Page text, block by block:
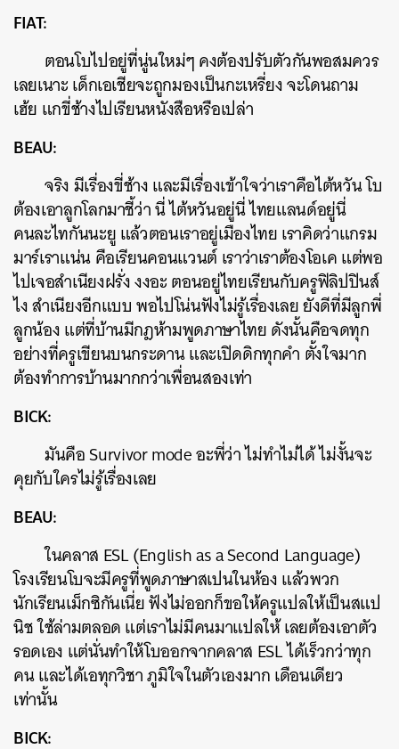
FIAT:
ตอนโบไปอยู่ที่นู่นใหม่ๆ คงต้องปรับตัวกันพอสมควร
เลยเนาะ เด็กเอเชียจะถูกมองเป็นกะเหรี่ยง จะโดนถาม
เฮ้ย แกขี่ช้างไปเรียนหนังสือหรือเปล่า
BEAU:
จริง มีเรื่องขี่ช้าง และมีเรื่องเข้าใจว่าเราคือไต้หวัน โบ
ต้องเอาลูกโลกมาชี้ว่า นี่ ไต้หวันอยู่นี่ ไทยแลนด์อยู่นี่
คนละไทกันนะยู แล้วตอนเราอยู่เมืองไทย เราคิดว่าแกรม
มาร์เราแน่น คือเรียนคอนแวนต์ เราว่าเราต้องโอเค แต่พอ
ไปเจอสำเนียงฝรั่ง งงอะ ตอนอยู่ไทยเรียนกับครูฟิลิปปินส์
ไง สำเนียงอีกแบบ พอไปโน่นฟังไม่รู้เรื่องเลย ยังดีที่มีลูกพี่
ลูกน้อง แต่ที่บ้านมีกฎห้ามพูดภาษาไทย ดังนั้นคือจดทุก
อย่างที่ครูเขียนบนกระดาน และเปิดดิกทุกคำ ตั้งใจมาก
ต้องทำการบ้านมากกว่าเพื่อนสองเท่า
BICK:
มันคือ Survivor mode อะพี่ว่า ไม่ทำไม่ได้ ไม่งั้นจะ
คุยกับใครไม่รู้เรื่องเลย
BEAU:
ในคลาส ESL (English as a Second Language)
โรงเรียนโบจะมีครูที่พูดภาษาสเปนในห้อง แล้วพวก
นักเรียนเม็กซิกันเนี่ย ฟังไม่ออกก็ขอให้ครูแปลให้เป็นสแป
นิช ใช้ล่ามตลอด แต่เราไม่มีคนมาแปลให้ เลยต้องเอาตัว
รอดเอง แต่นั่นทำให้โบออกจากคลาส ESL ได้เร็วกว่าทุก
คน และได้เอทุกวิชา ภูมิใจในตัวเองมาก เดือนเดียว
เท่านั้น
BICK: